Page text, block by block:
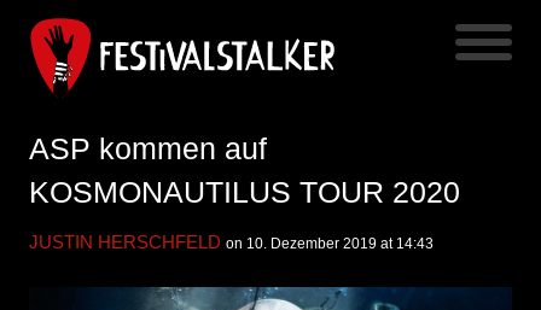
ASP kommen auf
KOSMONAUTILUS TOUR 2020
JUSTIN HERSCHFELD on 10. Dezember 2019 at 14:43